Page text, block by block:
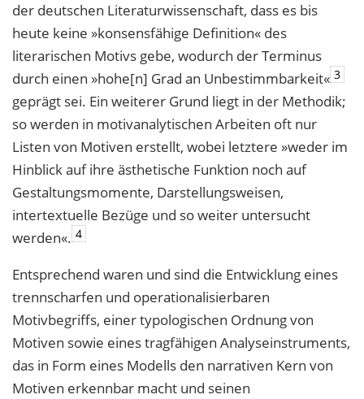
der deutschen Literaturwissenschaft, dass es bis
heute keine »konsensfähige Definition« des
literarischen Motivs gebe, wodurch der Terminus
durch einen »hohe[n] Grad an Unbestimmbarkeit« 3
geprägt sei. Ein weiterer Grund liegt in der Methodik;
so werden in motivanalytischen Arbeiten oft nur
Listen von Motiven erstellt, wobei letztere »weder im
Hinblick auf ihre ästhetische Funktion noch auf
Gestaltungsmomente, Darstellungsweisen,
intertextuelle Bezüge und so weiter untersucht
werden«. 4
Entsprechend waren und sind die Entwicklung eines
trennscharfen und operationalisierbaren
Motivbegriffs, einer typologischen Ordnung von
Motiven sowie eines tragfähigen Analyseinstruments,
das in Form eines Modells den narrativen Kern von
Motiven erkennbar macht und seinen